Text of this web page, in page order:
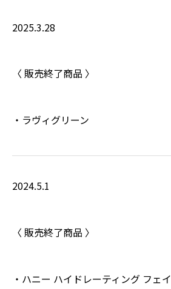
2025.3.28
〈 販売終了商品 〉
・ラヴィグリーン
2024.5.1
〈 販売終了商品 〉
・ハニー ハイドレーティング フェ